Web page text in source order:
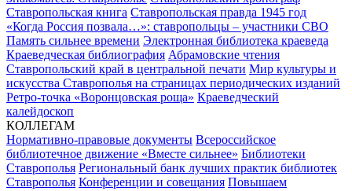
Ставропольская книга Ставропольская правда 1945 год
«Когда Россия позвала…»: ставропольцы – участники СВО
Память сильнее времени Электронная библиотека краеведа
Краеведческая библиография Абрамовские чтения
Ставропольский край в центральной печати Мир культуры и
искусства Ставрополья на страницах периодических изданий
Ретро-точка «Воронцовская роща» Краеведческий
калейдоскоп
КОЛЛЕГАМ
Нормативно-правовые документы Всероссийское
библиотечное движение «Вместе сильнее» Библиотеки
Ставрополья Региональный банк лучших практик библиотек
Ставрополья Конференции и совещания Повышаем